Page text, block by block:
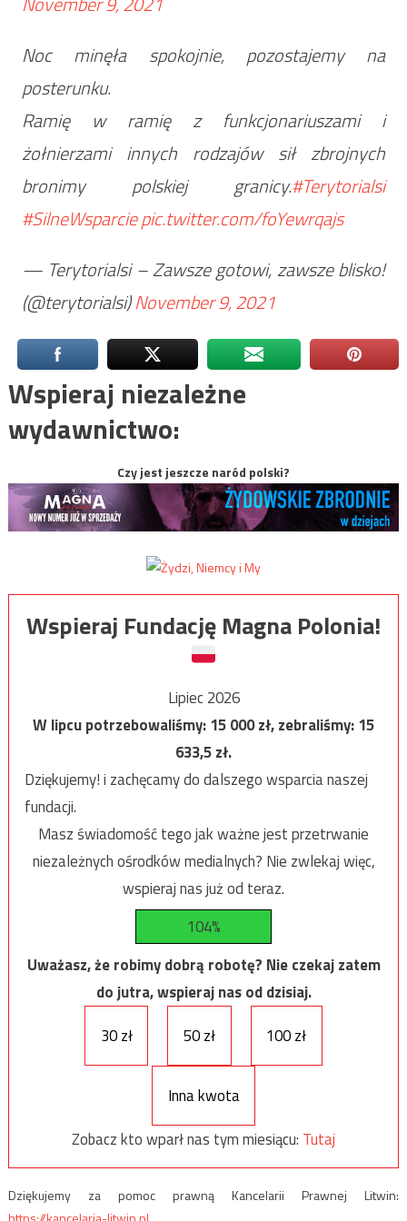
Noc minęła spokojnie, pozostajemy na
posterunku.
Ramię w ramię z funkcjonariuszami i
żołnierzami innych rodzajów sił zbrojnych
bronimy polskiej granicy.#Terytorialsi
#SilneWsparciepic.twitter.com/foYewrqajs
— Terytorialsi – Zawsze gotowi, zawsze blisko!
(@terytorialsi)November 9, 2021
Wspieraj niezależne
wydawnictwo:
Czy jest jeszcze naród polski?
Wspieraj Fundację Magna Polonia!
Lipiec 2026
W lipcu potrzebowaliśmy:15 000zł, zebraliśmy:15
633,5zł.
Dziękujemy! i zachęcamy do dalszego wsparcia naszej
fundacji.
Masz świadomość tego jak ważne jest przetrwanie
niezależnych ośrodków medialnych? Nie zwlekaj więc,
wspieraj nas już od teraz.
104%
Uważasz, że robimy dobrą robotę? Nie czekaj zatem
do jutra, wspieraj nas od dzisiaj.
30 zł
50 zł 100 zł
Inna kwota
Zobacz kto wparł nas tym miesiącu: Tutaj
Dziękujemy za pomoc prawną Kancelarii Prawnej Litwin: